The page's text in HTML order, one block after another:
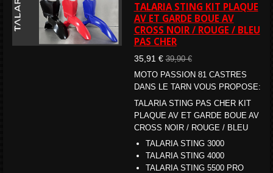
TALARIA STING KIT PLAQUE
AV ET GARDE BOUE AV
CROSS NOIR / ROUGE / BLEU
PAS CHER
35,91 € 39,90 €
MOTO PASSION 81 CASTRES
DANS LE TARN VOUS PROPOSE:
TALARIA STING PAS CHER KIT
PLAQUE AV ET GARDE BOUE AV
CROSS NOIR / ROUGE / BLEU
TALARIA STING 3000
TALARIA STING 4000
TALARIA STING 5500 PRO